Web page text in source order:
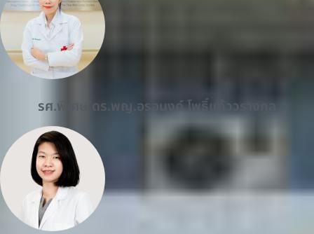
รศ.พิเศษ ดร.พญ.อรอนงค์ โพธิ์แก้ววรางกูล